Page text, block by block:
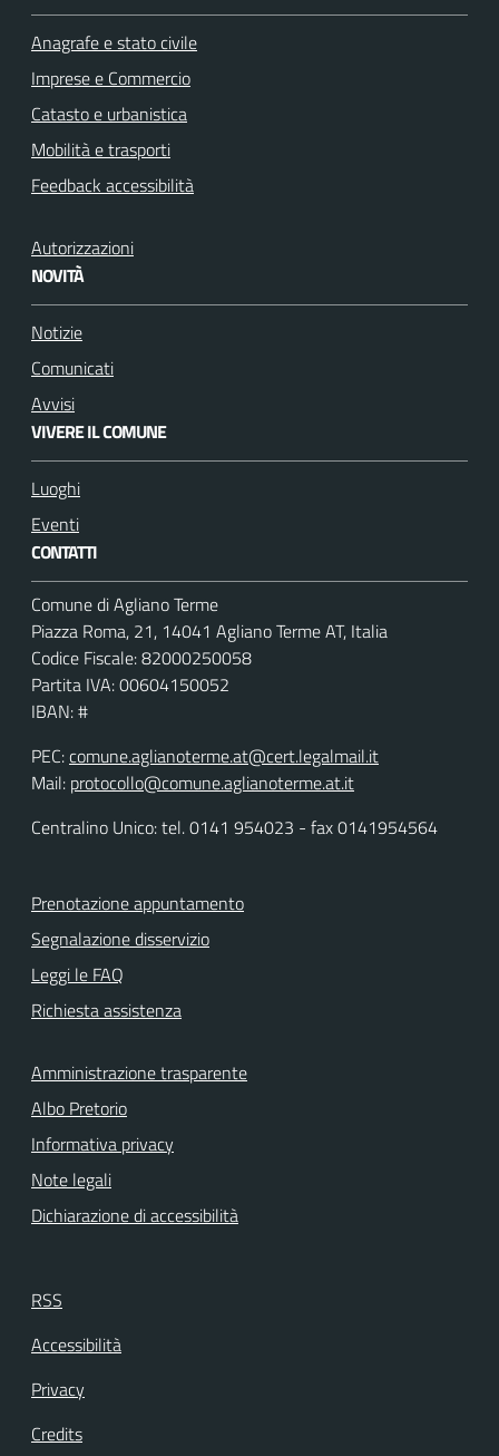
Anagrafe e stato civile
Imprese e Commercio
Catasto e urbanistica
Mobilità e trasporti
Feedback accessibilità
Autorizzazioni
NOVITÀ
Notizie
Comunicati
Avvisi
VIVERE IL COMUNE
Luoghi
Eventi
CONTATTI
Comune di Agliano Terme
Piazza Roma, 21, 14041 Agliano Terme AT, Italia
Codice Fiscale: 82000250058
Partita IVA: 00604150052
IBAN: #
PEC:comune.aglianoterme.at@cert.legalmail.it
Mail: protocollo@comune.aglianoterme.at.it
Centralino Unico: tel. 0141 954023 - fax 0141954564
Prenotazione appuntamento
Segnalazione disservizio
Leggi le FAQ
Richiesta assistenza
Amministrazione trasparente
Albo Pretorio
Informativa privacy
Note legali
Dichiarazione di accessibilità
RSS
Accessibilità
Privacy
Credits